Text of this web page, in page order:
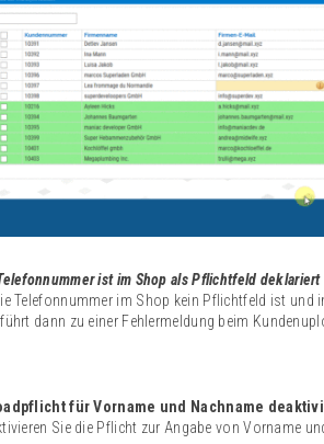
ist im Shop als Pflichtfeld deklariert
Telefonnummer im Shop kein Pflichtfeld ist
dann zu einer Fehlermeldung beim
für Vorname und Nachname
Sie die Pflicht zur Angabe von Vorname